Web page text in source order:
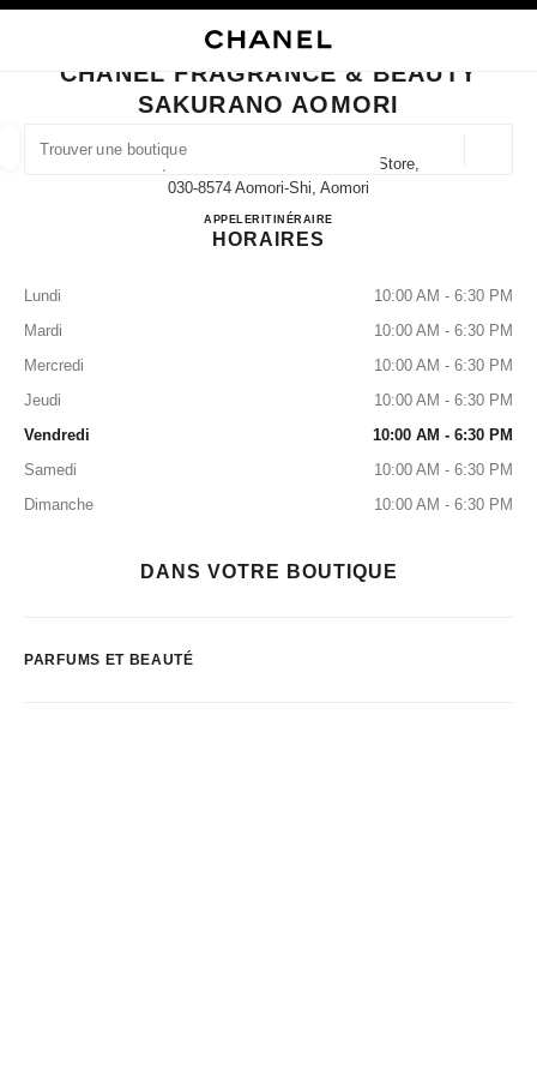
TROUVER UNE BOUTIQUE
Les suggestions sont affichées sous cette barre de recherche
0 Suggestions disponibles
FERMER LA FICHE BOUTIQUE CHANEL FRAGRANCE & BEAUTY
CHANEL FRAGRANCE & BEAUTY
SAKURANO AOMORI
1-13-2, Shin-Machi Sakurano Aomori Store,
030-8574 Aomori-Shi, Aomori
APPELER017-777-7762
ITINÉRAIRECHANEL FRAGRANCE &
HORAIRES
Lundi
10:00 AM - 6:30 PM
Mardi
10:00 AM - 6:30 PM
Mercredi
10:00 AM - 6:30 PM
Jeudi
10:00 AM - 6:30 PM
Vendredi
10:00 AM - 6:30 PM
Samedi
10:00 AM - 6:30 PM
Dimanche
10:00 AM - 6:30 PM
DANS VOTRE BOUTIQUE
PARFUMS ET BEAUTÉ
LUNETTES HORLOGERIE ET JOAILLERIE